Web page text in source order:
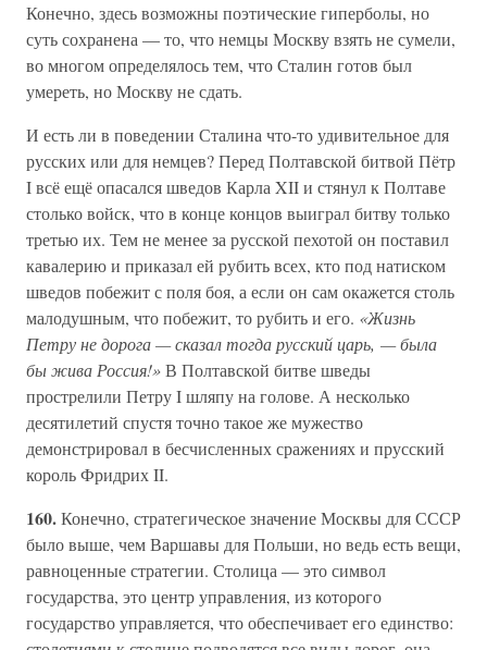
Конечно, здесь возможны поэтические гиперболы, но
суть сохранена — то, что немцы Москву взять не сумели,
во многом определялось тем, что Сталин готов был
умереть, но Москву не сдать.
И есть ли в поведении Сталина что-то удивительное для
русских или для немцев? Перед Полтавской битвой Пётр
I всё ещё опасался шведов Карла XII и стянул к Полтаве
столько войск, что в конце концов выиграл битву только
третью их. Тем не менее за русской пехотой он поставил
кавалерию и приказал ей рубить всех, кто под натиском
шведов побежит с поля боя, а если он сам окажется столь
малодушным, что побежит, то рубить и его. «Жизнь
Петру не дорога — сказал тогда русский царь, — была
бы жива Россия!»В Полтавской битве шведы
прострелили Петру I шляпу на голове. А несколько
десятилетий спустя точно такое же мужество
демонстрировал в бесчисленных сражениях и прусский
король Фридрих II.
160.Конечно, стратегическое значение Москвы для СССР
было выше, чем Варшавы для Польши, но ведь есть вещи,
равноценные стратегии. Столица — это символ
государства, это центр управления, из которого
государство управляется, что обеспечивает его единство: